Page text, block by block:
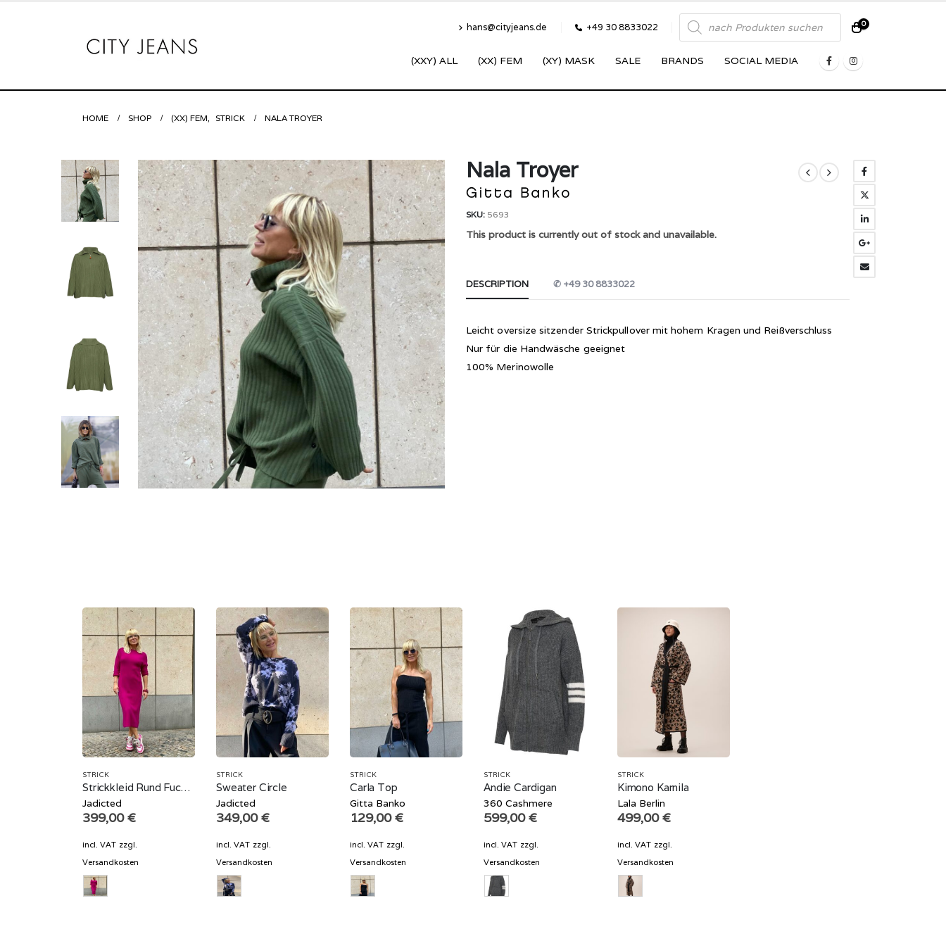
hans@cityjeans.de +49 30 8833022
Products
search 0
(XXY) ALL (XX) FEM (XY) MASK SALE BRANDS SOCIAL MEDIA
HOME SHOP (XX) FEM, STRICK NALA TROYER
Nala Troyer
SKU: 5693
This product is currently out of stock and unavailable.
DESCRIPTION ✆ +49 30 8833022
Leicht oversize sitzender Strickpullover mit hohem Kragen und Reißverschluss
Nur für die Handwäsche geeignet
100% Merinowolle
STRICK
Strickkleid Rund Fuchsia
Jadicted
399,00€
incl. VAT zzgl.
Versandkosten
STRICK
Sweater Circle
Jadicted
349,00€
incl. VAT zzgl.
Versandkosten
STRICK
Carla Top
Gitta Banko
129,00€
incl. VAT zzgl.
Versandkosten
STRICK
Andie Cardigan
360 Cashmere
599,00€
incl. VAT zzgl.
Versandkosten
STRICK
Kimono Karnila
Lala Berlin
499,00€
incl. VAT zzgl.
Versandkosten